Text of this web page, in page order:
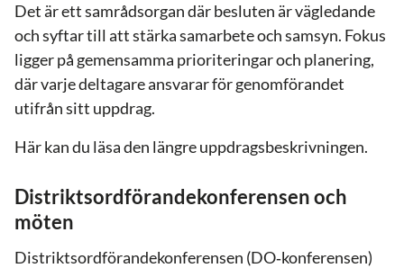
Det är ett samrådsorgan där besluten är vägledande
och syftar till att stärka samarbete och samsyn. Fokus
ligger på gemensamma prioriteringar och planering,
där varje deltagare ansvarar för genomförandet
utifrån sitt uppdrag.
Här kan du läsa den längre uppdragsbeskrivningen.
Distriktsordförandekonferensen och
möten
Distriktsordförandekonferensen (DO‑konferensen)